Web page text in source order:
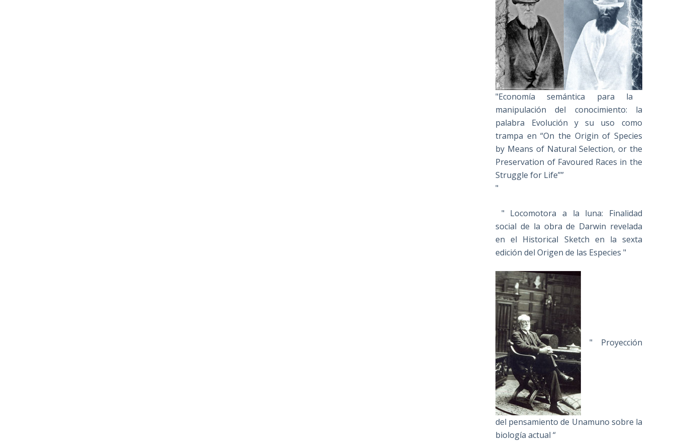
"Economía semántica para la
manipulación del conocimiento: la
palabra Evolución y su uso como
trampa en “On the Origin of Species
by Means of Natural Selection, or the
Preservation of Favoured Races in the
Struggle for Life””
"
" Locomotora a la luna: Finalidad
social de la obra de Darwin revelada
en el Historical Sketch en la sexta
edición del Origen de las Especies "
" Proyección
del pensamiento de Unamuno sobre la
biología actual “